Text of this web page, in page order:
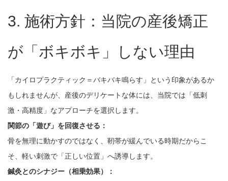
3. 施術方針：当院の産後矯正
が「ボキボキ」しない理由
「カイロプラクティック＝バキバキ鳴らす」という印象があるか
もしれませんが、産後のデリケートな体には、当院では「低刺
激・高精度」なアプローチを選択します。
関節の「遊び」を回復させる：
骨を無理に動かすのではなく、靭帯が緩んでいる時期だからこ
そ、軽い刺激で「正しい位置」へ誘導します。
鍼灸とのシナジー（相乗効果）：